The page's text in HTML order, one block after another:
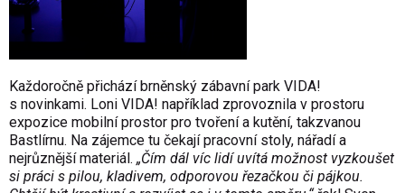
Každoročně přichází brněnský zábavní park VIDA!
s novinkami. Loni VIDA! například zprovoznila v prostoru
expozice mobilní prostor pro tvoření a kutění, takzvanou
Bastlírnu. Na zájemce tu čekají pracovní stoly, nářadí a
nejrůznější materiál. „Čím dál víc lidí uvítá možnost vyzkoušet
si práci s pilou, kladivem, odporovou řezačkou či pájkou.